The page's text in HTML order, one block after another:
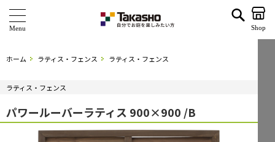
海外ブランド・シリーズ
特 集
Shop
ホーム ラティス・フェンス ラティス・フェンス
ラティス・フェンス
パワールーバーラティス 900×900 /B